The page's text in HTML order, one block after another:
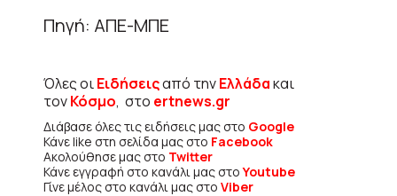
Πηγή: ΑΠΕ-ΜΠΕ
Όλες οιΕιδήσειςαπό τηνΕλλάδακαι
τονΚόσμο, στο ertnews.gr
Διάβασε όλες τις ειδήσεις μας στο Google
Κάνε like στη σελίδα μας στο Facebook
Ακολούθησε μας στο Twitter
Κάνε εγγραφή στο κανάλι μας στοYoutube
Γίνε μέλος στο κανάλι μας στο Viber